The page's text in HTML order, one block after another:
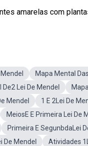
amarelas com
Mapa Mental
Lei De Mendel
Mendel
1 E 2Lei De
MeiosE E Primeira Lei De
Primeira E SegunbdaLei
De Mendel
Atividades